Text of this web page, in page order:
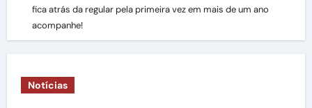
fica atrás da regular pela primeira vez em mais de um ano
acompanhe!
Notícias